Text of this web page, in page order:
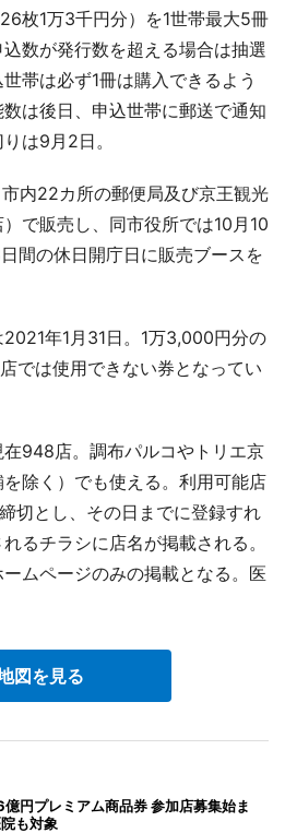
枚1万3千円分）を1世帯最大5冊
数が発行数を超える場合は抽選
帯は必ず1冊は購入できるよう
は後日、申込世帯に郵送で通知
は9月2日。
内22カ所の郵便局及び京王観光
）で販売し、同市役所では10月10
間の休日開庁日に販売ブースを
年1月31日。1万3,000円分の
では使用できない券となってい
948店。調布パルコやトリエ京
除く）でも使える。利用可能店
切とし、その日までに登録すれ
るチラシに店名が掲載される。
ムページのみの掲載となる。医
図を見る
円プレミアム商品券 参加店募集始ま
も対象